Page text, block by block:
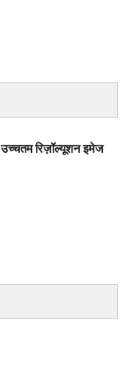
उच्चतम रिज़ॉल्यूशन इमेज